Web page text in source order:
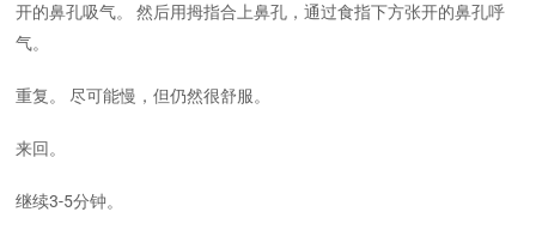
开的鼻孔吸气。 然后用拇指合上鼻孔，通过食指下方张开的鼻孔呼
气。
重复。 尽可能慢，但仍然很舒服。
来回。
继续3-5分钟。